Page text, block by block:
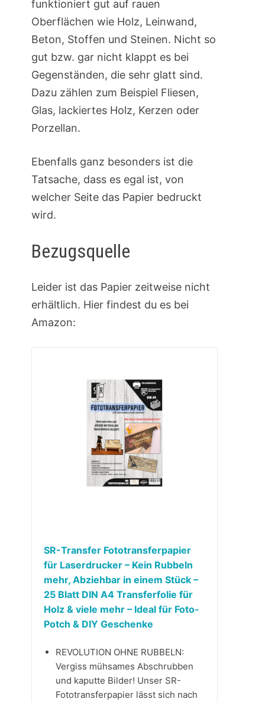
funktioniert gut auf rauen
Oberflächen wie Holz, Leinwand,
Beton, Stoffen und Steinen. Nicht so
gut bzw. gar nicht klappt es bei
Gegenständen, die sehr glatt sind.
Dazu zählen zum Beispiel Fliesen,
Glas, lackiertes Holz, Kerzen oder
Porzellan.
Ebenfalls ganz besonders ist die
Tatsache, dass es egal ist, von
welcher Seite das Papier bedruckt
wird.
Bezugsquelle
Leider ist das Papier zeitweise nicht
erhältlich. Hier findest du es bei
Amazon:
SR-Transfer Fototransferpapier
für Laserdrucker – Kein Rubbeln
mehr, Abziehbar in einem Stück –
25 Blatt DIN A4 Transferfolie für
Holz & viele mehr – Ideal für Foto-
Potch & DIY Geschenke
REVOLUTION OHNE RUBBELN:
Vergiss mühsames Abschrubben
und kaputte Bilder! Unser SR-
Fototransferpapier lässt sich nach